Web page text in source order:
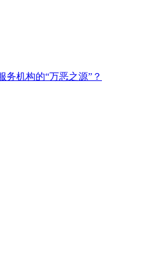
务机构的“万恶之源”？